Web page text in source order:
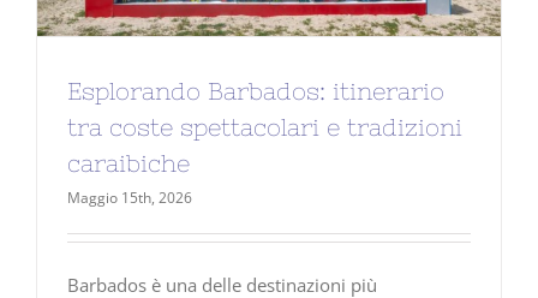
Esplorando Barbados: itinerario
tra coste spettacolari e tradizioni
caraibiche
Maggio 15th, 2026
Barbados è una delle destinazioni più